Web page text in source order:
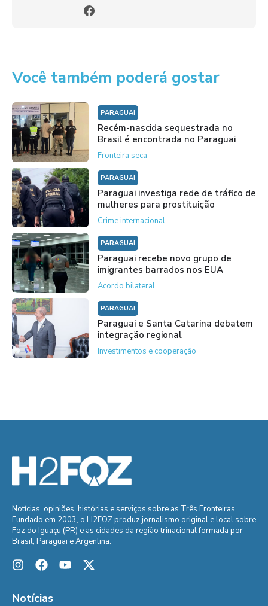
Você também poderá gostar
PARAGUAI
Recém-nascida sequestrada no
Brasil é encontrada no Paraguai
Fronteira seca
PARAGUAI
Paraguai investiga rede de tráfico de
mulheres para prostituição
Crime internacional
PARAGUAI
Paraguai recebe novo grupo de
imigrantes barrados nos EUA
Acordo bilateral
PARAGUAI
Paraguai e Santa Catarina debatem
integração regional
Investimentos e cooperação
Notícias, opiniões, histórias e serviços sobre as Três Fronteiras.
Fundado em 2003, o H2FOZ produz jornalismo original e local sobre
Foz do Iguaçu (PR) e as cidades da região trinacional formada por
Brasil, Paraguai e Argentina.
Notícias